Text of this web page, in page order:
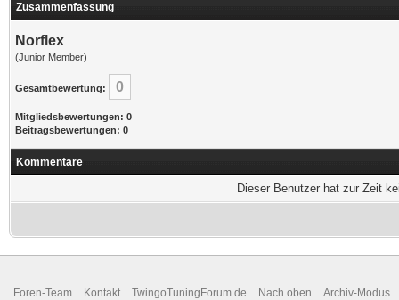
Zusammenfassung
Norflex
(Junior Member)
Gesamtbewertung: 0
Mitgliedsbewertungen: 0
Beitragsbewertungen: 0
Kommentare
Dieser Benutzer hat zur Zeit
Foren-Team Kontakt TwingoTuningForum.de Nach oben Archiv-Modus